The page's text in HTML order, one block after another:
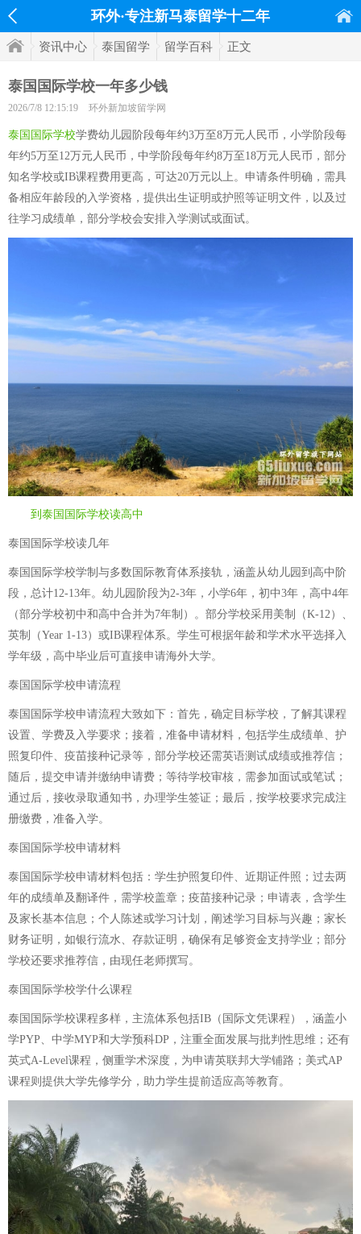
环外·专注新马泰留学十二年
资讯中心 泰国留学 留学百科 正文
泰国国际学校一年多少钱
2026/7/8 12:15:19 环外新加坡留学网
泰国国际学校学费幼儿园阶段每年约3万至8万元人民币，小学阶段每
年约5万至12万元人民币，中学阶段每年约8万至18万元人民币，部分
知名学校或IB课程费用更高，可达20万元以上。申请条件明确，需具
备相应年龄段的入学资格，提供出生证明或护照等证明文件，以及过
往学习成绩单，部分学校会安排入学测试或面试。
到泰国国际学校读高中
泰国国际学校读几年
泰国国际学校学制与多数国际教育体系接轨，涵盖从幼儿园到高中阶
段，总计12-13年。幼儿园阶段为2-3年，小学6年，初中3年，高中4年
（部分学校初中和高中合并为7年制）。部分学校采用美制（K-12）、
英制（Year 1-13）或IB课程体系。学生可根据年龄和学术水平选择入
学年级，高中毕业后可直接申请海外大学。
泰国国际学校申请流程
泰国国际学校申请流程大致如下：首先，确定目标学校，了解其课程
设置、学费及入学要求；接着，准备申请材料，包括学生成绩单、护
照复印件、疫苗接种记录等，部分学校还需英语测试成绩或推荐信；
随后，提交申请并缴纳申请费；等待学校审核，需参加面试或笔试；
通过后，接收录取通知书，办理学生签证；最后，按学校要求完成注
册缴费，准备入学。
泰国国际学校申请材料
泰国国际学校申请材料包括：学生护照复印件、近期证件照；过去两
年的成绩单及翻译件，需学校盖章；疫苗接种记录；申请表，含学生
及家长基本信息；个人陈述或学习计划，阐述学习目标与兴趣；家长
财务证明，如银行流水、存款证明，确保有足够资金支持学业；部分
学校还要求推荐信，由现任老师撰写。
泰国国际学校学什么课程
泰国国际学校课程多样，主流体系包括IB（国际文凭课程），涵盖小
学PYP、中学MYP和大学预科DP，注重全面发展与批判性思维；还有
英式A-Level课程，侧重学术深度，为申请英联邦大学铺路；美式AP
课程则提供大学先修学分，助力学生提前适应高等教育。